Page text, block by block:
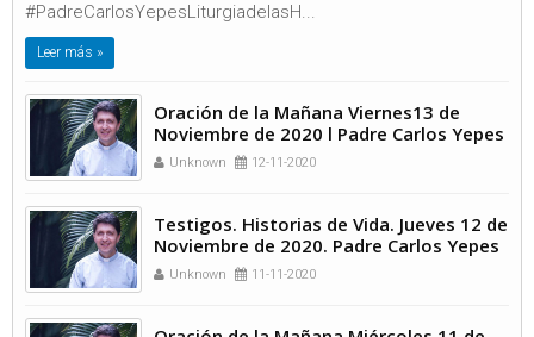
#PadreCarlosYepesLiturgiadelasH...
Leer más »
Oración de la Mañana Viernes13 de
Noviembre de 2020 l Padre Carlos Yepes
Unknown 12-11-2020
Testigos. Historias de Vida. Jueves 12 de
Noviembre de 2020. Padre Carlos Yepes
Unknown 11-11-2020